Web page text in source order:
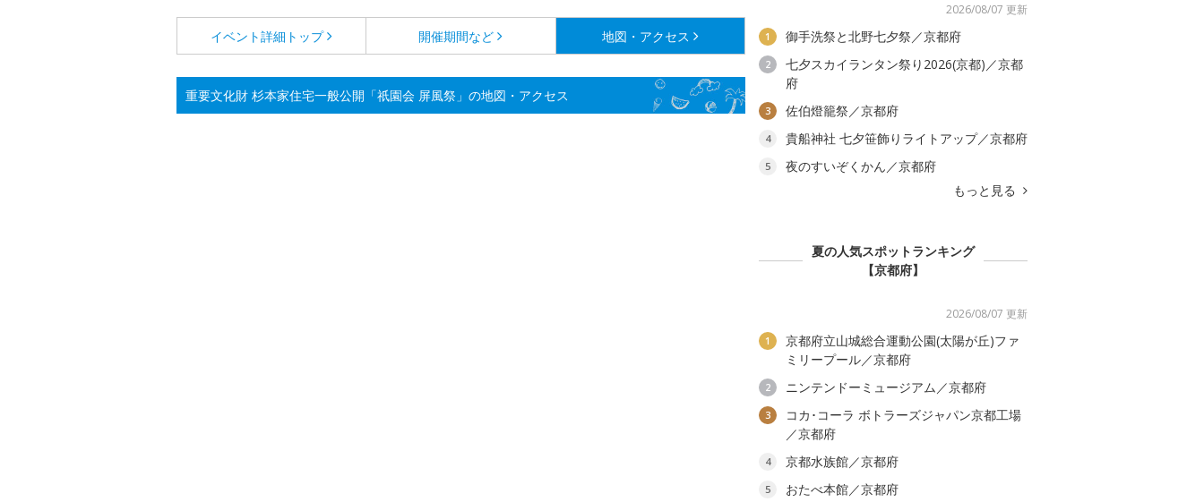
イベント詳細 トップ 開催期間など 地図・アクセス
重要文化財 杉本家住宅一般公開「祇園会 屏風祭」の地図・アクセス
2026/08/07 更新
1 御手洗祭と北野七夕祭／京都府
2
七夕スカイランタン祭り2026(京都)／京都
府
3 佐伯燈籠祭／京都府
4 貴船神社 七夕笹飾りライトアップ／京都府
5
夜のすいぞくかん／京都府
もっと見る
夏の人気スポットランキング
【京都府】
2026/08/07 更新
1
京都府立山城総合運動公園(太陽が丘)ファ
ミリープール／京都府
2 ニンテンドーミュージアム／京都府
3
コカ･コーラ ボトラーズジャパン京都工場
／京都府
4 京都水族館／京都府
5
おたべ本館／京都府